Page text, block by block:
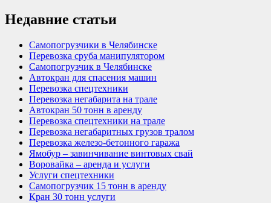
Недавние статьи
Самопогрузчики в Челябинске
Перевозка сруба манипулятором
Самопогрузчик в Челябинске
Автокран для спасения машин
Перевозка спецтехники
Перевозка негабарита на трале
Автокран 50 тонн в аренду
Перевозка спецтехники на трале
Перевозка негабаритных грузов тралом
Перевозка железо-бетонного гаража
Ямобур – завинчивание винтовых свай
Воровайка – аренда и услуги
Услуги спецтехники
Самопогрузчик 15 тонн в аренду
Кран 30 тонн услуги